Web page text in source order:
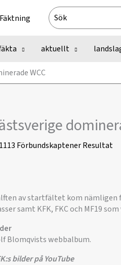
Search
for:
aktuellt
WCC
FörbundskaptenerResultat
av startfältet kom nämligen
samt KFK, FKC och MF19
Blomqvists webbalbum.
bilder på YouTube